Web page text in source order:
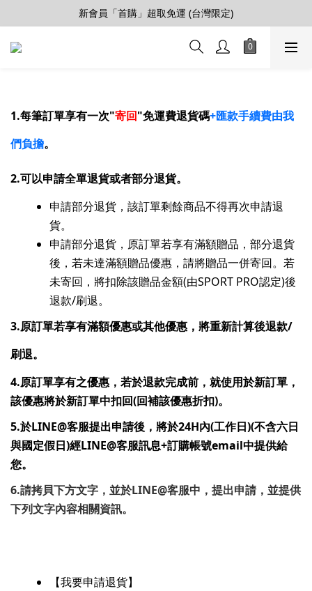
【會員推薦賞】推薦好朋友，拿100購物金
新會員「首購」超取免運 (台灣限定)
加入LINE好友>連結會員>領50元折價券
1.每筆訂單享有一次"寄回"免運費退貨碼+匯款手續費由我
們負擔。
2.可以申請全單退貨或者部分退貨。
申請部分退貨，該訂單剩餘商品不得再次申請退
貨。
申請部分退貨， 原訂單若享有滿額贈品，部分退貨
後，若未達滿額贈品優惠，請將贈品一併寄回。若
未寄回，將扣除該贈品金額(由SPORT PRO認定)後
退款/刷退。
3.原訂單若享有滿額優惠或其他優惠，將重新計算後退款/
刷退。
4.原訂單享有之優惠，若於退款完成前，就使用於新訂單，
該優惠將於新訂單中扣回(回補該優惠折扣)。
5.於LINE@客服提出申請後，將於24H內(工作日)(不含六日
與國定假日)經LINE@客服訊息+訂購帳號email中提供給
您。
6.請拷貝下方文字，並於LINE@客服中，提出申請，並提供
下列文字內容相關資訊。
【我要申請退貨】